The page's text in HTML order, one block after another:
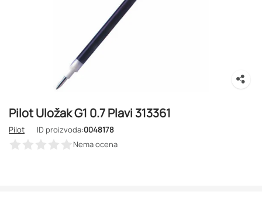
Pilot Uložak G1 0.7 Plavi 313361
Pilot ID proizvoda:0048178
Nema ocena